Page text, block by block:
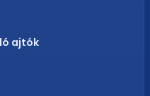
ajtók